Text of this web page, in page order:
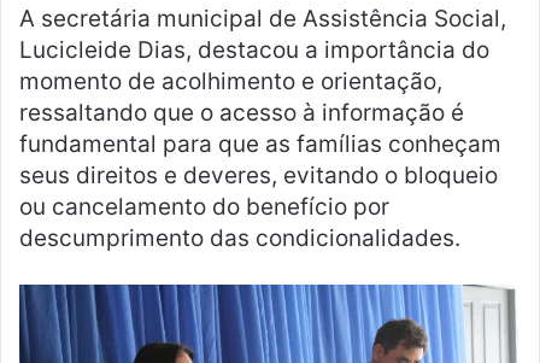
A secretária municipal de Assistência Social,
Lucicleide Dias, destacou a importância do
momento de acolhimento e orientação,
ressaltando que o acesso à informação é
fundamental para que as famílias conheçam
seus direitos e deveres, evitando o bloqueio
ou cancelamento do benefício por
descumprimento das condicionalidades.